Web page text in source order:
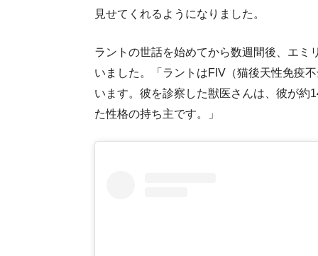
見せてくれるようになりました。
ラントの世話を始めてから数週間後、エミ
いました。「ラントはFIV（猫後天性免疫
います。彼を診察した獣医さんは、彼が約
た性格の持ち主です。」